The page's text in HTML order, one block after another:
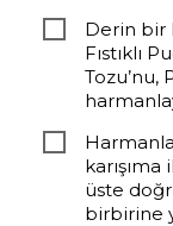
Derin bir
Fıstıklı
Tozu’nu,
üste
birbirine